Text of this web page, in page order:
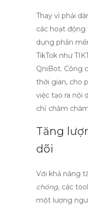
Thay vì phải
các hoạt động
dụng phần
TikTok như
QniBot. Công
thời gian, cho
việc tạo ra nội
chỉ chăm
Tăng
dõi
Với khả năng
chóng, các
một lượng